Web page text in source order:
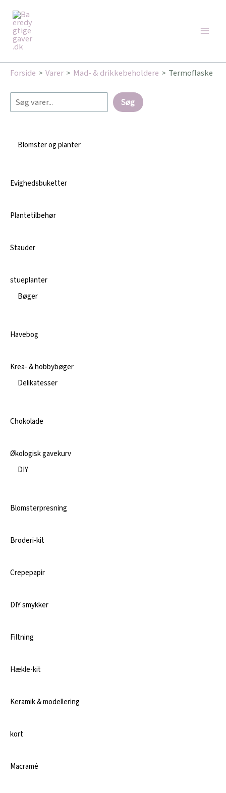
indholdet
Forside Varer Mad- & drikkebeholdere Termoflaske
Søg
Søg
Blomster og planter
Evighedsbuketter
Plantetilbehør
Stauder
stueplanter
Bøger
Havebog
Krea- & hobbybøger
Delikatesser
Chokolade
Økologisk gavekurv
DIY
Blomsterpresning
Broderi-kit
Crepepapir
DIY smykker
Filtning
Hækle-kit
Keramik & modellering
kort
Macramé